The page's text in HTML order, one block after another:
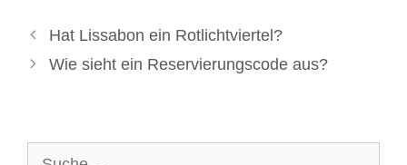
Hat Lissabon ein Rotlichtviertel?
Wie sieht ein Reservierungscode aus?